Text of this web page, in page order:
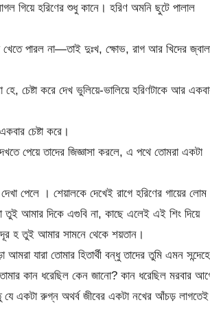
গিয়ে হরিণের শুধু কানে। হরিণ অমনি ছুটে পালাল
খেতে পারল না—তাই দুঃখ, ক্ষোভ, রাগ আর খিদের
চেষ্টা করে দেখ ভুলিয়ে-ভালিয়ে হরিণটাকে আর
চেষ্টা করে।
পেয়ে তাদের জিজ্ঞাসা করলে, এ পথে তোমরা একটা
পেলে । শেয়ালকে দেখেই রাগে হরিণের গায়ের লোম
আমার দিকে এগুবি না, কাছে এলেই এই শিং দিয়ে
দূর হ তুই আমার সামনে থেকে শয়তান।
যারা তোমার হিতার্থী বন্ধু তাদের তুমি এমন
কান ধরেছিল কেন জানো? কান ধরেছিল মরবার
যে একটা রুগ্ন অথর্ব জীবের একটা নখের আঁচড় লাগতেই